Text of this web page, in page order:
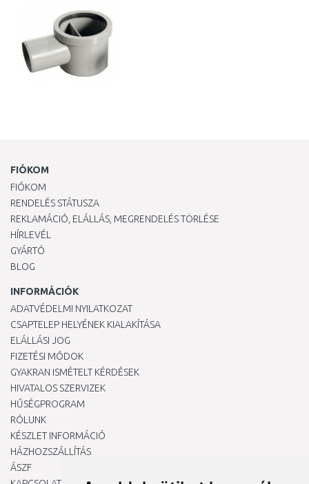
FIÓKOM
FIÓKOM
RENDELÉS STÁTUSZA
REKLAMÁCIÓ, ELÁLLÁS, MEGRENDELÉS TÖRLÉSE
HÍRLEVÉL
GYÁRTÓ
BLOG
INFORMÁCIÓK
ADATVÉDELMI NYILATKOZAT
CSAPTELEP HELYÉNEK KIALAKÍTÁSA
ELÁLLÁSI JOG
FIZETÉSI MÓDOK
GYAKRAN ISMÉTELT KÉRDÉSEK
HIVATALOS SZERVIZEK
HŰSÉGPROGRAM
RÓLUNK
KÉSZLET INFORMÁCIÓ
HÁZHOZSZÁLLÍTÁS
ÁSZF